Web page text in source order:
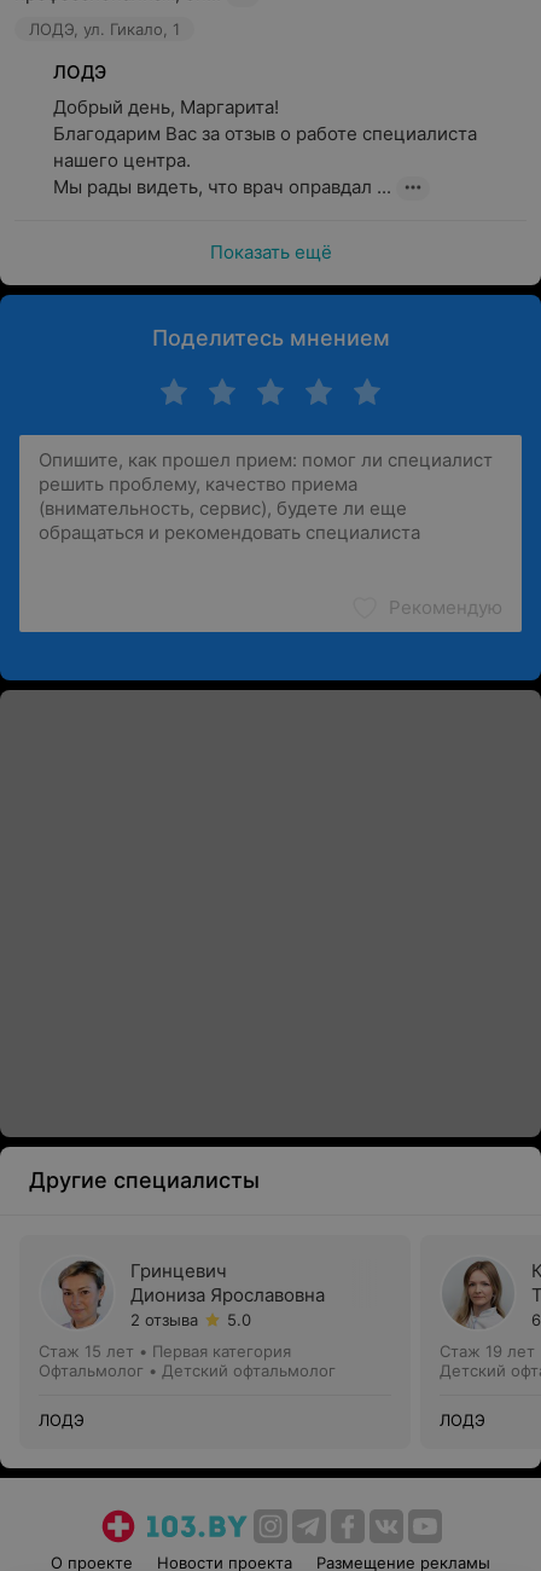
ЛОДЭ, ул. Гикало, 1
ЛОДЭ
Добрый день, Маргарита!
Благодарим Вас за отзыв о работе специалиста
нашего центра.
Мы рады видеть, что врач оправдал ...
Показать ещё
Поделитесь мнением
Рекомендую
Другие специалисты
Гринцевич
Диониза Ярославовна
2 отзыва
5.0
Стаж 15 лет • Первая категория
Офтальмолог • Детский офтальмолог
ЛОДЭ
Стаж 19 лет
Детский
ЛОДЭ
О проекте Новости проекта Размещение рекламы